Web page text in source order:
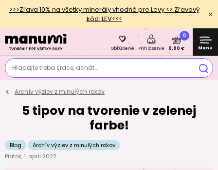
>>>Zľava 10% na všetky minerály vhodné pre Levy <> Zľavový
kód: LEV<<<
Hľadajte treba srdce, achát...
Obľúbené Prihlásenie
0
0,00 € Menu
Archív výziev z minulých rokov
5 tipov na tvorenie v zelenej
farbe!
Blog
Archív výziev z minulých rokov
Piatok, 1. apríl 2022